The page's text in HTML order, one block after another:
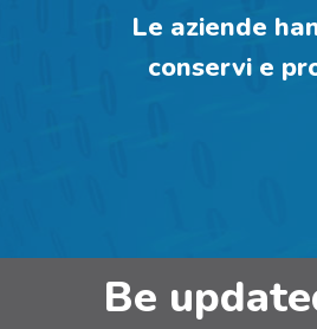
Le aziende
conservi e
Be